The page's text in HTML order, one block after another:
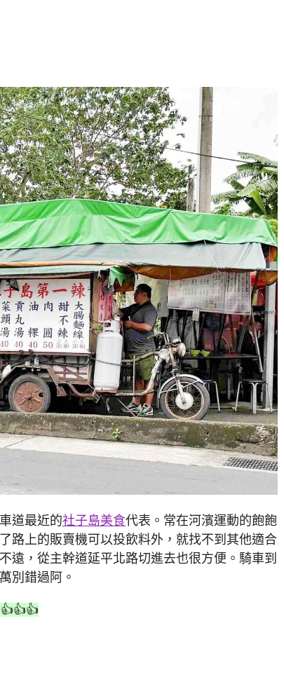
道最近的社子島美食代表。常在河濱運動的飽飽
路上的販賣機可以投飲料外，就找不到其他適合
遠，從主幹道延平北路切進去也很方便。騎車到
別錯過阿。